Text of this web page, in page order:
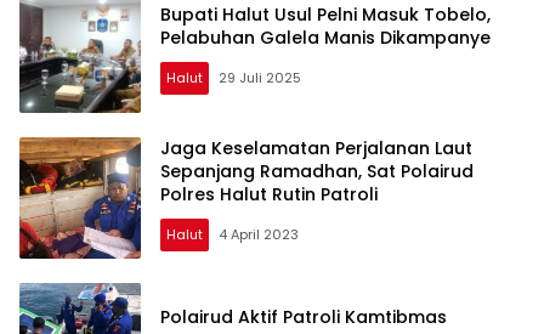
Bupati Halut Usul Pelni Masuk Tobelo,
Pelabuhan Galela Manis Dikampanye
Halut 29 Juli 2025
Jaga Keselamatan Perjalanan Laut
Sepanjang Ramadhan, Sat Polairud
Polres Halut Rutin Patroli
Halut 4 April 2023
Polairud Aktif Patroli Kamtibmas